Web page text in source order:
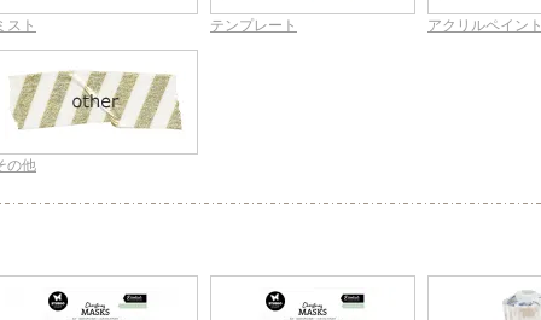
スト テンプレート アクリルペイント
の他